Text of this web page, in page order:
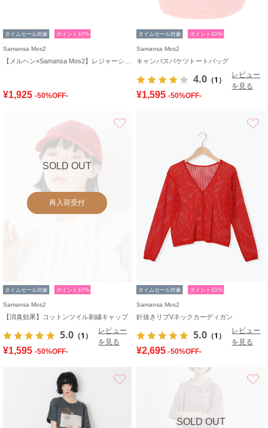
タイムセール対象 ポイント10%
Samansa Mos2
¥1,925 -50%OFF-
タイムセール対象 ポイント10%
Samansa Mos2
キャンバスバケツトートバッグ
4.0 （1）
レビュー
を見る
¥1,595 -50%OFF-
SOLD OUT
再入荷受付
タイムセール対象 ポイント10%
Samansa Mos2
【消臭効果】コットンツイル刺繍キャップ
5.0 （1）
レビュー
を見る
¥1,595 -50%OFF-
タイムセール対象 ポイント10%
Samansa Mos2
針抜きリブVネックカーディガン
5.0 （1）
レビュー
を見る
¥2,695 -50%OFF-
SOLD OUT